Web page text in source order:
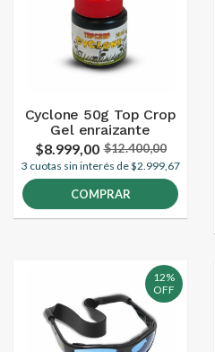
Cyclone 50g Top Crop
Gel enraizante
$8.999,00 $12.400,00
3 cuotas sin interés de $2.999,67
COMPRAR
12%
OFF